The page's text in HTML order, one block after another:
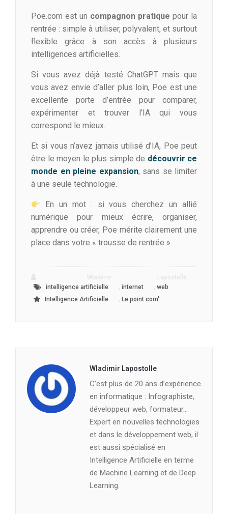
Poe.com est un compagnon pratique pour la
rentrée : simple à utiliser, polyvalent, et surtout
flexible grâce à son accès à plusieurs
intelligences artificielles.
Si vous avez déjà testé ChatGPT mais que
vous avez envie d’aller plus loin, Poe est une
excellente porte d’entrée pour comparer,
expérimenter et trouver l’IA qui vous
correspond le mieux.
Et si vous n’avez jamais utilisé d’IA, Poe peut
être le moyen le plus simple de découvrir ce
monde en pleine expansion, sans se limiter
à une seule technologie.
En un mot : si vous cherchez un allié
numérique pour mieux écrire, organiser,
apprendre ou créer, Poe mérite clairement une
place dans votre « trousse de rentrée ».
intelligence artificielle
internet
web
Intelligence Artificielle
Le point com'
Wladimir Lapostolle
C’est plus de 20 ans d’expérience
en informatique : Infographiste,
développeur web, formateur…
Expert en nouvelles technologies
et dans le développement web, il
est aussi spécialisé en
Intelligence Artificielle en terme
de Machine Learning et de Deep
Learning.